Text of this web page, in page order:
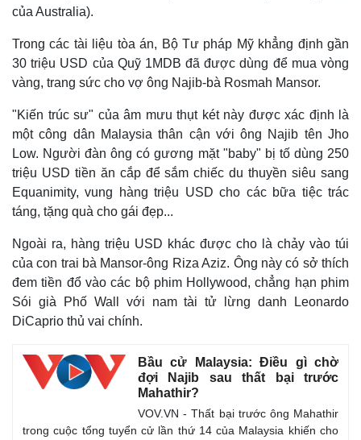
của Australia).
Trong các tài liệu tòa án, Bộ Tư pháp Mỹ khẳng định gần
30 triệu USD của Quỹ 1MDB đã được dùng để mua vòng
vàng, trang sức cho vợ ông Najib-bà Rosmah Mansor.
"Kiến trúc sư" của âm mưu thụt két này được xác định là
một công dân Malaysia thân cận với ông Najib tên Jho
Low. Người đàn ông có gương mặt "baby" bị tố dùng 250
triệu USD tiền ăn cắp để sắm chiếc du thuyền siêu sang
Equanimity, vung hàng triệu USD cho các bữa tiệc trác
táng, tặng quà cho gái đẹp...
Ngoài ra, hàng triệu USD khác được cho là chảy vào túi
của con trai bà Mansor-ông Riza Aziz. Ông này có sở thích
đem tiền đổ vào các bộ phim Hollywood, chẳng hạn phim
Sói già Phố Wall với nam tài tử lừng danh Leonardo
DiCaprio thủ vai chính.
Bầu cử Malaysia: Điều gì chờ
đợi Najib sau thất bại trước
Mahathir?
VOV.VN - Thất bại trước ông Mahathir
trong cuộc tổng tuyển cử lần thứ 14 của Malaysia khiến cho